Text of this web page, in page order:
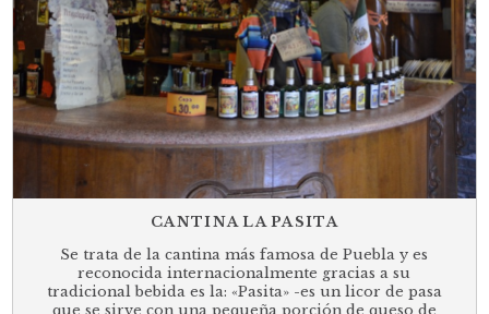
CANTINA LA PASITA
Se trata de la cantina más famosa de Puebla y es
reconocida internacionalmente gracias a su
tradicional bebida es la: «Pasita» -es un licor de pasa
que se sirve con una pequeña porción de queso de